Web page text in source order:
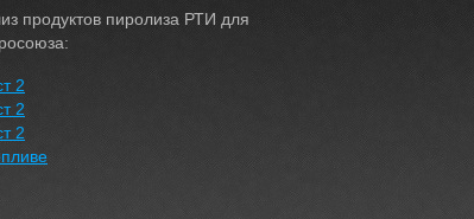
продуктов пиролиза РТИ для
2
2
2